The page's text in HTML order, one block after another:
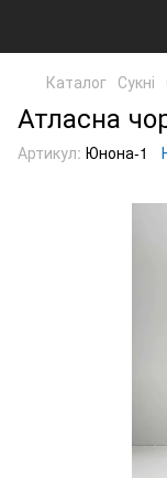
Каталог Сукні
Атласна
Артикул: Юнона-1